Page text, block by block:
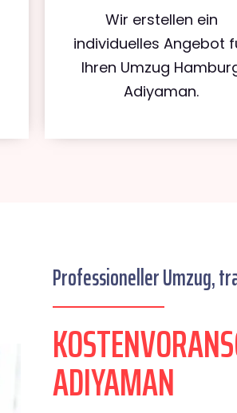
Wir erstellen ein
individuelles Angebot
Ihren Umzug
Adiyaman.
Professioneller Umzug,
ADIYAMAN